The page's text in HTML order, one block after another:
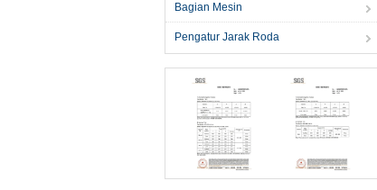
Bagian Mesin
Pengatur Jarak Roda